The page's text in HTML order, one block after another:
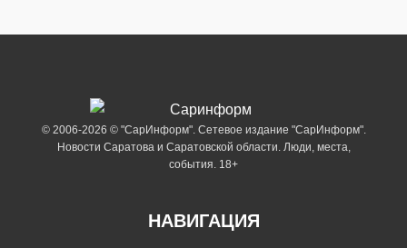
© 2006-2026 © "СарИнформ". Сетевое издание "СарИнформ".
Новости Саратова и Саратовской области. Люди, места,
события. 18+
НАВИГАЦИЯ